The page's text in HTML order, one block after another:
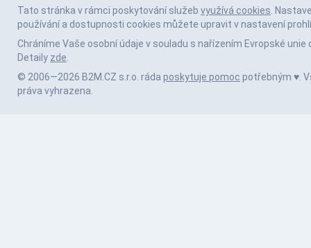
Tato stránka v rámci poskytování služeb využívá cookies.
používání a dostupnosti cookies můžete upravit v nastavení
Chráníme Vaše osobní údaje v souladu s nařízením Evropské unie
Detaily zde.
© 2006—2026 B2M.CZ s.r.o. ráda poskytuje pomoc potřebným ♥️.
práva vyhrazena.